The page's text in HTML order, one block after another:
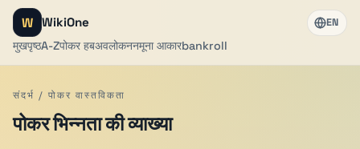
W WikiOne
मुखपृष्ठA-Zपोकर हबअवलोकननमूना आकारbankroll
EN
संदर्भ / पोकर वास्तविकता
पोकर भिन्नता की व्याख्या